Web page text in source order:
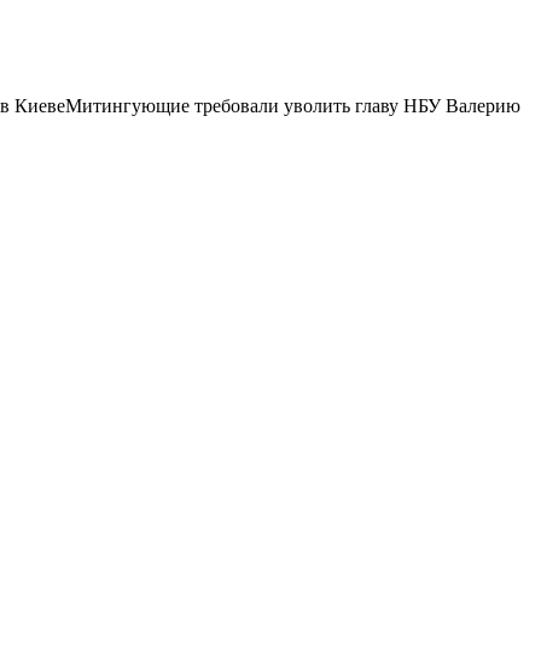
КиевеМитингующие требовали уволить главу НБУ Валерию